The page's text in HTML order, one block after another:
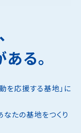
る。
を応援する基地」に
たの基地をつくり